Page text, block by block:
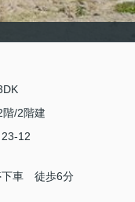
階/2階建
23-12
下車 徒歩6分